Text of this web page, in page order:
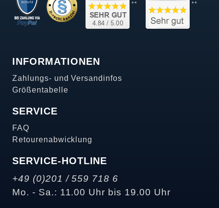
** **
INFORMATIONEN
Zahlungs- und Versandinfos
Größentabelle
SERVICE
FAQ
Retourenabwicklung
SERVICE-HOTLINE
+49 (0)201 / 559 718 6
Mo. - Sa.: 11.00 Uhr bis 19.00 Uhr